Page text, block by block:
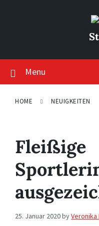
Menu
HOME NEUIGKEITEN
Fleißige
25. Januar 2020byVeronika